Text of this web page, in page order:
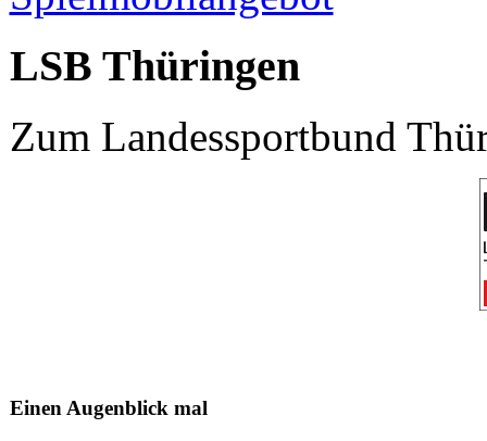
LSB Thüringen
Zum Landessportbund
Einen Augenblick mal